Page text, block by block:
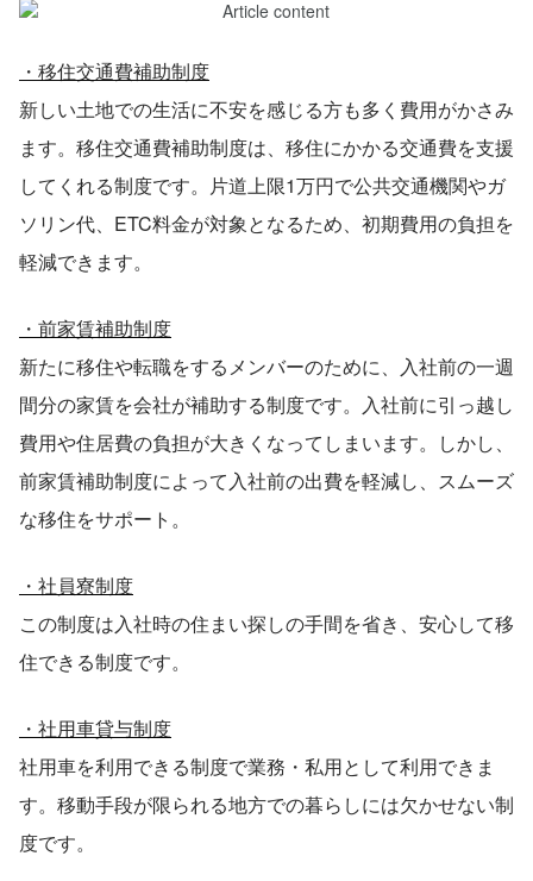
・移住交通費補助制度
新しい土地での生活に不安を感じる方も多く費用がかさみ
ます。移住交通費補助制度は、移住にかかる交通費を支援
してくれる制度です。片道上限1万円で公共交通機関やガ
ソリン代、ETC料金が対象となるため、初期費用の負担を
軽減できます。
・前家賃補助制度
新たに移住や転職をするメンバーのために、入社前の一週
間分の家賃を会社が補助する制度です。入社前に引っ越し
費用や住居費の負担が大きくなってしまいます。しかし、
前家賃補助制度によって入社前の出費を軽減し、スムーズ
な移住をサポート。
・社員寮制度
この制度は入社時の住まい探しの手間を省き、安心して移
住できる制度です。
・社用車貸与制度
社用車を利用できる制度で業務・私用として利用できま
す。移動手段が限られる地方での暮らしには欠かせない制
度です。